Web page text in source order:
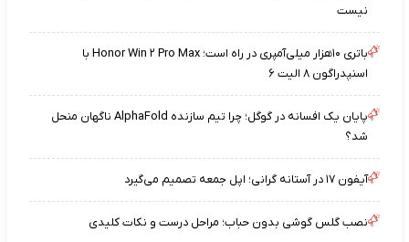
نیست
باتری ۱۰هزار میلی‌آمپری در راه است؛ Honor Win ۲ Pro Max با
اسنپدراگون ۸ الیت ۶
پایان یک افسانه در گوگل؛ چرا تیم سازنده AlphaFold ناگهان منحل
شد؟
آیفون ۱۷ در آستانه گرانی؛ اپل جمعه تصمیم می‌گیرد
نصب گلس گوشی بدون حباب؛ مراحل درست و نکات کلیدی